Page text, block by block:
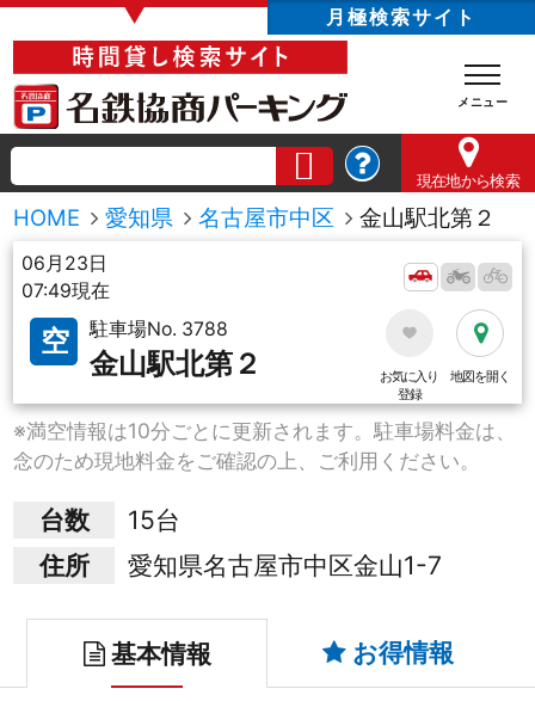
▼ 月極検索サイト
現在地から検索
HOME 愛知県 名古屋市中区 金山駅北第２
06月23日
07:49現在
空 駐車場No. 3788
金山駅北第２
お気に入り
登録
地図を開く
※満空情報は10分ごとに更新されます。駐車場料金は、
念のため現地料金をご確認の上、ご利用ください。
台数
15台
住所
愛知県名古屋市中区金山1-7
基本情報 お得情報